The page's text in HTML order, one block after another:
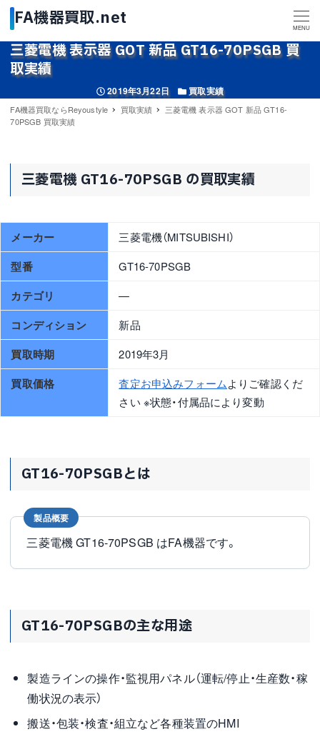
MENU
三菱電機 表示器 GOT 新品 GT16-70PSGB 買
取実績
投稿日
2019年3月22日 カテゴリー
買取実績
FA機器買取ならReyoustyle 買取実績
三菱電機 表示器 GOT 新品 GT16-
70PSGB 買取実績
三菱電機 GT16-70PSGB の買取実績
メーカー 三菱電機（MITSUBISHI）
型番 GT16-70PSGB
カテゴリ —
コンディション 新品
買取時期 2019年3月
買取価格 査定お申込みフォームよりご確認くだ
さい ※状態・付属品により変動
GT16-70PSGBとは
製品概要
三菱電機 GT16-70PSGB はFA機器です。
GT16-70PSGBの主な用途
製造ラインの操作・監視用パネル（運転/停止・生産数・稼
働状況の表示）
搬送・包装・検査・組立など各種装置のHMI